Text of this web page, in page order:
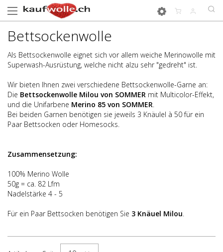
Bettsockenwolle
Als Bettsockenwolle eignet sich vor allem weiche Merinowolle mit
Superwash-Ausrüstung, welche nicht alzu sehr "gedreht" ist.
Wir bieten Ihnen zwei verschiedene Bettsockenwolle-Garne an:
Die Bettsockenwolle Milou von SOMMER mit Multicolor-Effekt,
und die Unifarbene Merino 85 von SOMMER.
Bei beiden Garnen benötigen sie jeweils 3 Knäulel à 50 für ein
Paar Bettsocken oder Homesocks.
Zusammensetzung:
100% Merino Wolle
50g = ca. 82 Lfm
Nadelstärke 4 - 5
Für ein Paar Bettsocken benötigen Sie 3 Knäuel Milou.